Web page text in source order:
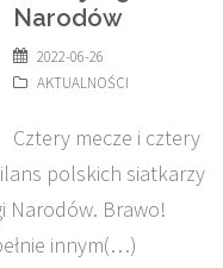
Narodów
2022-06-26
AKTUALNOŚCI
Cztery mecze i cztery
polskich siatkarzy
Narodów. Brawo!
innym(…)